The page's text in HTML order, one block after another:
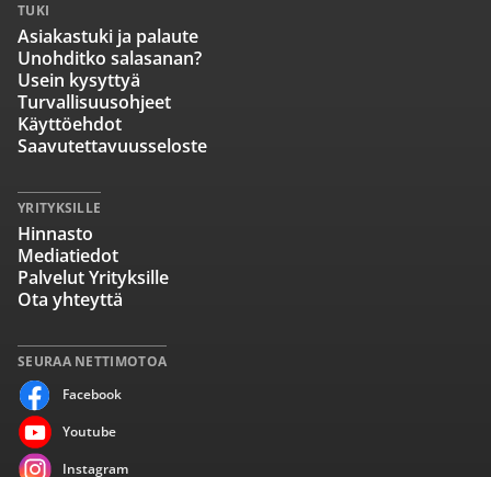
SEURAA NETTIMOTOA
Facebook
Youtube
Instagram
TUKI
Asiakastuki ja palaute
Unohditko salasanan?
Usein kysyttyä
Turvallisuusohjeet
Käyttöehdot
Saavutettavuusseloste
YRITYKSILLE
Hinnasto
Mediatiedot
Palvelut Yrityksille
Ota yhteyttä